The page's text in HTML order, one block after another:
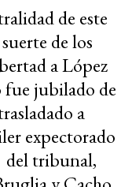
de este
de los
a López
fue jubilado de
a
expectorado
del tribunal,